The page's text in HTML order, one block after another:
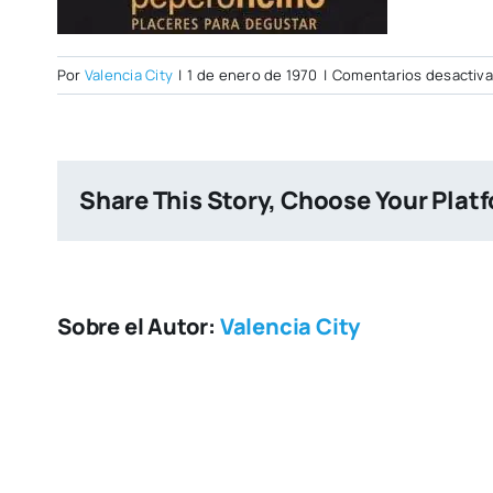
Por Valencia City | 1 de enero de 1970 | Comentarios
Share This Story, Choose Your
Sobre el Autor: Valencia City